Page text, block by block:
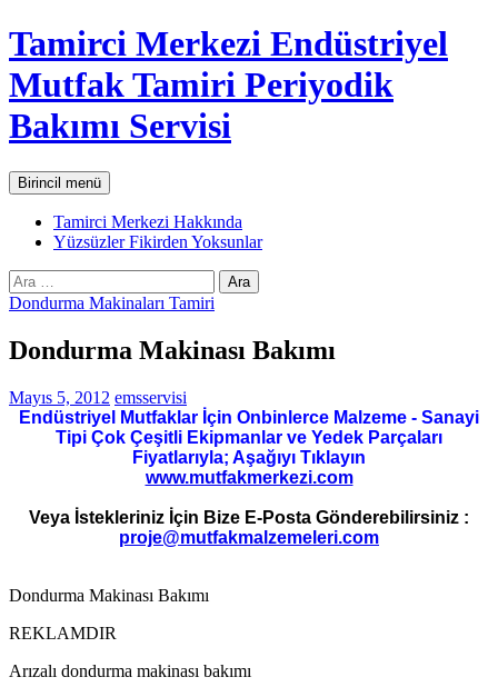
İçeriğe
atla
Tamirci Merkezi Endüstriyel
Mutfak Tamiri Periyodik
Bakımı Servisi
AraBirincil menü
Tamirci Merkezi Hakkında
Yüzsüzler Fikirden Yoksunlar
Arama:
Dondurma Makinaları Tamiri
Dondurma Makinası Bakımı
Mayıs 5, 2012 emsservisi
Endüstriyel Mutfaklar İçin Onbinlerce Malzeme - Sanayi
Tipi Çok Çeşitli Ekipmanlar ve Yedek Parçaları
Fiyatlarıyla; Aşağıyı Tıklayın
www.mutfakmerkezi.com
Veya İstekleriniz İçin Bize E-Posta Gönderebilirsiniz :
proje@mutfakmalzemeleri.com
Dondurma Makinası Bakımı
REKLAMDIR
Arızalı dondurma makinası bakımı